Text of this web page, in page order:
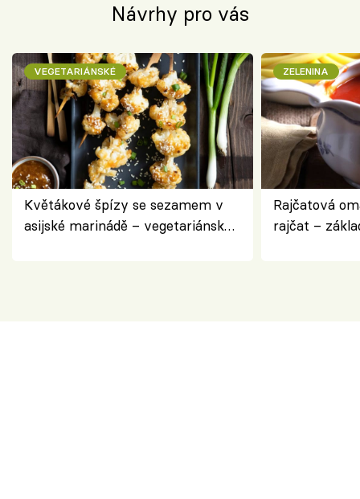
Návrhy pro vás
VEGETARIÁNSKÉ
Květákové špízy se sezamem v
asijské marinádě – vegetariánská
ZELENINA
Rajčatová
rajčat –